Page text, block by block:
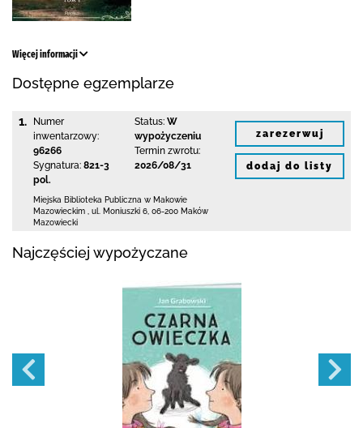
Więcej informacji
Dostępne egzemplarze
1.
Numer
inwentarzowy:
96266
Sygnatura: 821-3
pol.
Status: W
wypożyczeniu
Termin zwrotu:
2026/08/31
Miejska Biblioteka Publiczna w Makowie
Mazowieckim
ul. Moniuszki 6 06-200 Maków
Mazowiecki
zarezerwuj
dodaj do listy
Najczęściej wypożyczane